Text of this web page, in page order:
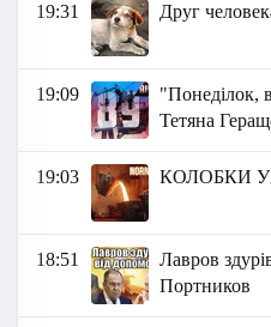
19:31 Друг
19:09
"Понеділок,
Тетяна
19:03 КОЛОБКИ
18:51
Лавров
Портников